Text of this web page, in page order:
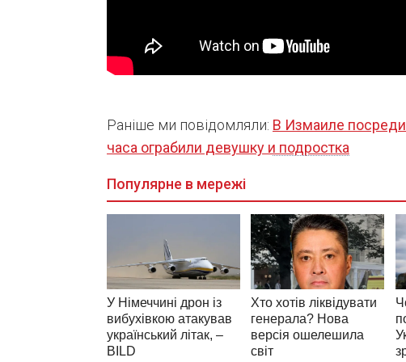
Раніше ми повідомляли: В Измаиле
часа ограбили девушку и подростка